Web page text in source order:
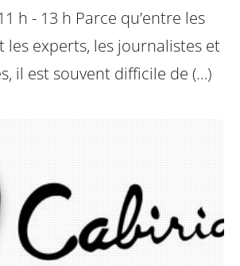
h - 13 h Parce qu’entre les
les experts, les journalistes et
il est souvent difficile de (…)